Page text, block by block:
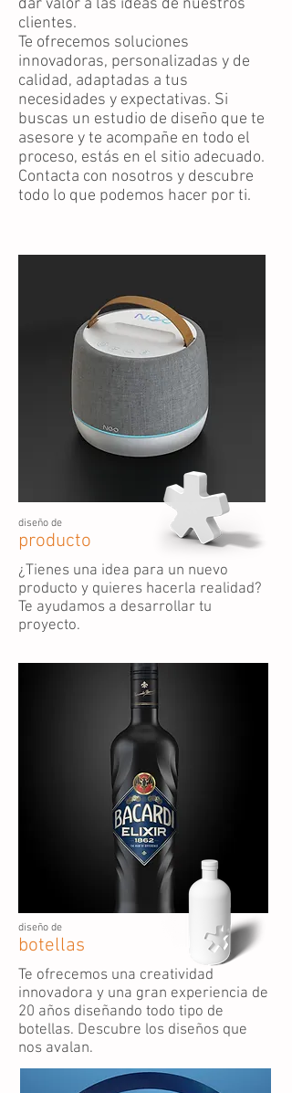
dar valor a las ideas de nuestros
clientes.
Te ofrecemos soluciones
innovadoras, personalizadas y de
calidad, adaptadas a tus
necesidades y expectativas. Si
buscas un estudio de diseño que te
asesore y te acompañe en todo el
proceso, estás en el sitio adecuado.
Contacta con nosotros y descubre
todo lo que podemos hacer por ti.
diseño de
producto
¿Tienes una idea para un nuevo
producto y quieres hacerla realidad?
Te ayudamos a desarrollar tu
proyecto.
diseño de
botellas
Te ofrecemos una creatividad
innovadora y una gran experiencia de
20 años diseñando todo tipo de
botellas. Descubre los diseños que
nos avalan.